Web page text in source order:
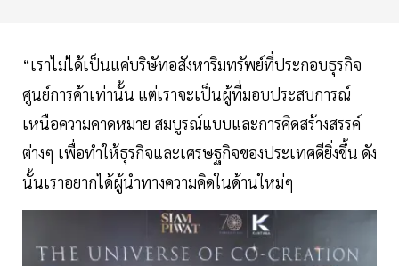
“เราไม่ได้เป็นแค่บริษัทอสังหาริมทรัพย์ที่ประกอบธุรกิจ
ศูนย์การค้าเท่านั้น แต่เราจะเป็นผู้ที่มอบประสบการณ์
เหนือความคาดหมาย สมบูรณ์แบบและการคิดสร้างสรรค์
ต่างๆ เพื่อทำให้ธุรกิจและเศรษฐกิจของประเทศดียิ่งขึ้น ดัง
นั้นเราอยากได้ผู้นำทางความคิดในด้านใหม่ๆ